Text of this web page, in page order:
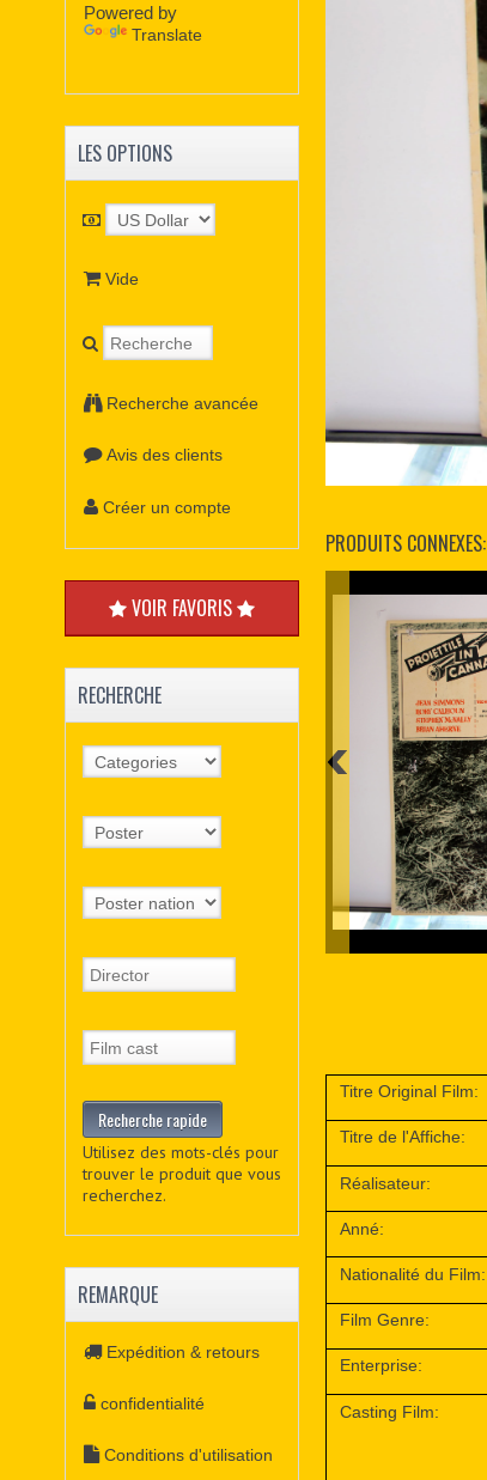
PRODUITS CONNEXES:
Titre Original Film:
Titre de l'Affiche:
Réalisateur:
Anné:
Nationalité du Film:
Film Genre:
Enterprise:
Casting Film:
Powered by
Translate
LES OPTIONS
Vide
Recherche avancée
Avis des clients
Créer un compte
VOIR FAVORIS
RECHERCHE
Utilisez des mots-clés pour
trouver le produit que vous
recherchez.
REMARQUE
Expédition & retours
confidentialité
Conditions d'utilisation